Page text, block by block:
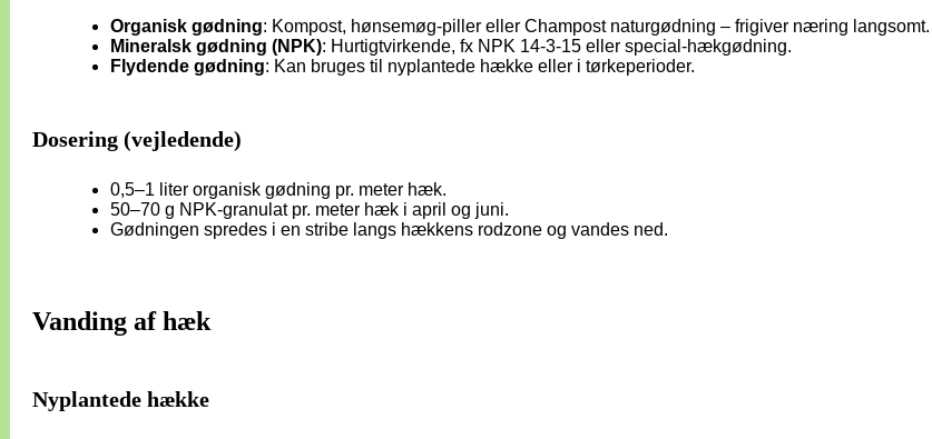
Organisk gødning: Kompost, hønsemøg-piller eller Champost naturgødning – frigiver næring langsomt.
Mineralsk gødning (NPK): Hurtigtvirkende, fx NPK 14-3-15 eller special-hækgødning.
Flydende gødning: Kan bruges til nyplantede hække eller i tørkeperioder.
Dosering (vejledende)
0,5–1 liter organisk gødning pr. meter hæk.
50–70 g NPK-granulat pr. meter hæk i april og juni.
Gødningen spredes i en stribe langs hækkens rodzone og vandes ned.
Vanding af hæk
Nyplantede hække